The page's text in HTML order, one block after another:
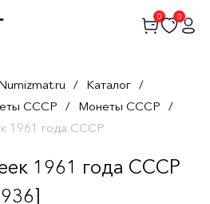
0 0
/ Каталог /
СССР / Монеты СССР /
1961 года СССР
1961 года СССР